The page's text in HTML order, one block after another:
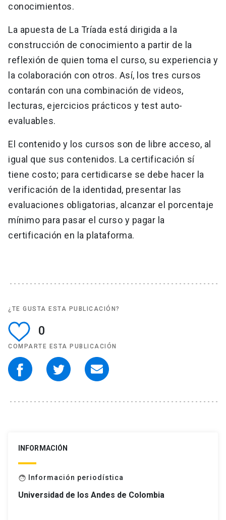
conocimientos.
La apuesta de La Tríada está dirigida a la
construcción de conocimiento a partir de la
reflexión de quien toma el curso, su experiencia y
la colaboración con otros. Así, los tres cursos
contarán con una combinación de videos,
lecturas, ejercicios prácticos y test auto-
evaluables.
El contenido y los cursos son de libre acceso, al
igual que sus contenidos. La certificación sí
tiene costo; para certidicarse se debe hacer la
verificación de la identidad, presentar las
evaluaciones obligatorias, alcanzar el porcentaje
mínimo para pasar el curso y pagar la
certificación en la plataforma.
¿TE GUSTA ESTA PUBLICACIÓN?
0
COMPARTE ESTA PUBLICACIÓN
INFORMACIÓN
face Información periodística
Universidad de los Andes de Colombia